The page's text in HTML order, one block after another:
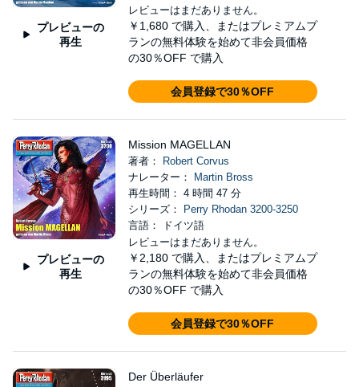
プレビューの
再生
レビューはまだありません。
￥1,680 で購入、またはプレミアムプ
ランの無料体験を始めて非会員価格
の30％OFF で購入
会員登録で30％OFF
プレビューの
再生
Mission MAGELLAN
著者：
Robert Corvus
ナレーター：
Martin Bross
再生時間： 4 時間 47 分
シリーズ：
Perry Rhodan 3200-3250
言語： ドイツ語
レビューはまだありません。
￥2,180 で購入、またはプレミアムプ
ランの無料体験を始めて非会員価格
の30％OFF で購入
会員登録で30％OFF
Der Überläufer